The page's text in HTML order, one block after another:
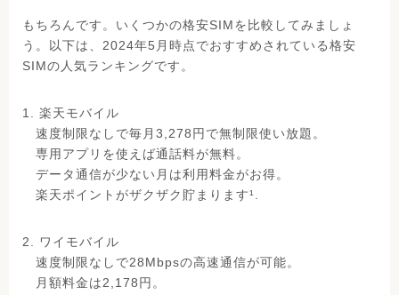
もちろんです。いくつかの格安SIMを比較してみましょ
う。以下は、2024年5月時点でおすすめされている格安
SIMの人気ランキングです。
1. 楽天モバイル
速度制限なしで毎月3,278円で無制限使い放題。
専用アプリを使えば通話料が無料。
データ通信が少ない月は利用料金がお得。
楽天ポイントがザクザク貯まります¹.
2. ワイモバイル
速度制限なしで28Mbpsの高速通信が可能。
月額料金は2,178円。